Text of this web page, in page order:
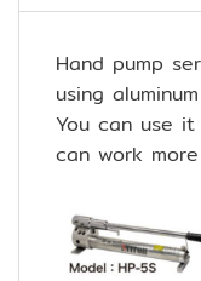
Hand pump
using
You can use
can work